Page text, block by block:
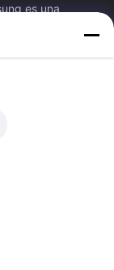
es una
el acero de